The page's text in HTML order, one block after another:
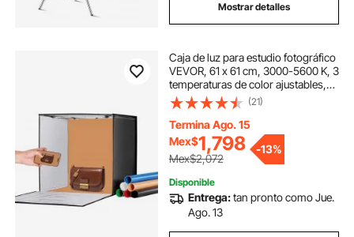
Mostrar detalles
Caja de luz para estudio fotográfico
VEVOR, 61 x 61 cm, 3000-5600 K, 3
temperaturas de color ajustables,
kit de carpa para fotografía con 160
LED, 6 fondos, adaptador de
corriente, tela suave, alto CRI ≥ 95
para fotografía de productos.
(21)
Termina Ago. 15
Mex$1,798
Mex$2,072
-13%
Disponible
Entrega:tan pronto como Jue.
Ago. 13